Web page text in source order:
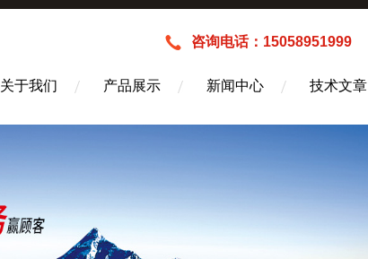
咨询电话：15058951999
关于我们 产品展示 新闻中心 技术文章